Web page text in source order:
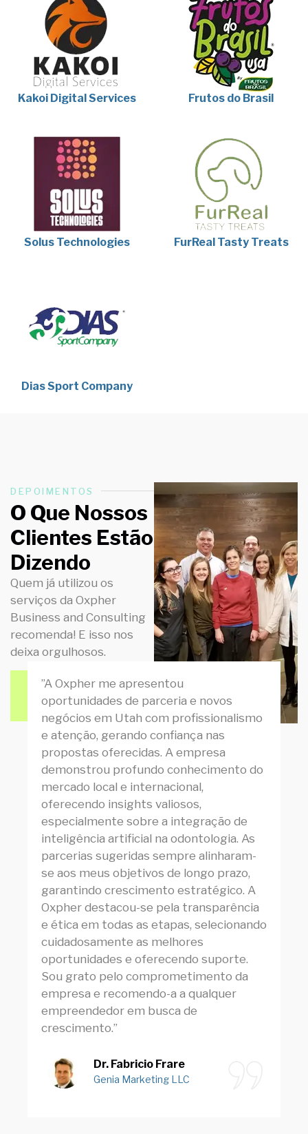
Kakoi Digital Services Frutos do Brasil
Solus Technologies FurReal Tasty Treats
Dias Sport Company
DEPOIMENTOS
O Que Nossos
Clientes Estão
Dizendo
Quem já utilizou os
serviços da Oxpher
Business and Consulting
recomenda! E isso nos
deixa orgulhosos.
Obtenha Uma
Cotação
”A Oxpher me apresentou
oportunidades de parceria e novos
negócios em Utah com profissionalismo
e atenção, gerando confiança nas
propostas oferecidas. A empresa
demonstrou profundo conhecimento do
mercado local e internacional,
oferecendo insights valiosos,
especialmente sobre a integração de
inteligência artificial na odontologia. As
parcerias sugeridas sempre alinharam-
se aos meus objetivos de longo prazo,
garantindo crescimento estratégico. A
Oxpher destacou-se pela transparência
e ética em todas as etapas, selecionando
cuidadosamente as melhores
oportunidades e oferecendo suporte.
Sou grato pelo comprometimento da
empresa e recomendo-a a qualquer
empreendedor em busca de
crescimento.”
Dr. Fabricio Frare
Genia Marketing LLC